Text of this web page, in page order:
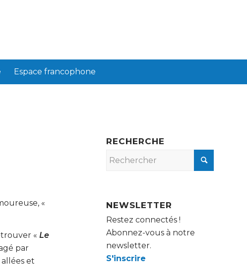
Espace francophone
«
« Le
par
et
RECHERCHE
NEWSLETTER
Restez connectés !
Abonnez-vous à notre
newsletter.
S'inscrire